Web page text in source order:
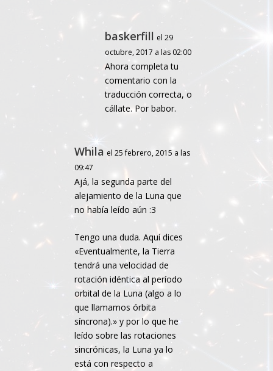
baskerfill el 29
octubre, 2017 a las 02:00
Ahora completa tu
comentario con la
traducción correcta, o
cállate. Por babor.
Whila el 25 febrero, 2015 a las
09:47
Ajá, la segunda parte del
alejamiento de la Luna que
no había leído aún :3
Tengo una duda. Aquí dices
«Eventualmente, la Tierra
tendrá una velocidad de
rotación idéntica al período
orbital de la Luna (algo a lo
que llamamos órbita
síncrona).» y por lo que he
leído sobre las rotaciones
sincrónicas, la Luna ya lo
está con respecto a